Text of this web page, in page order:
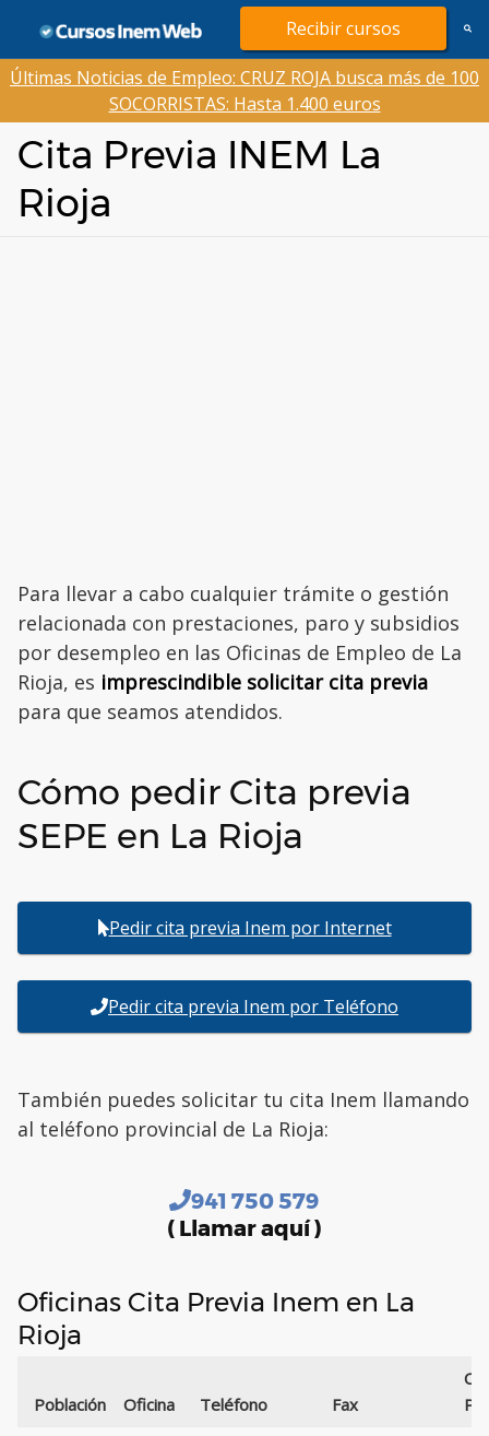
contenido
Recibir cursos
Últimas Noticias de Empleo: CRUZ ROJA busca más de 100
SOCORRISTAS: Hasta 1.400 euros
Cita Previa INEM La
Rioja
Para llevar a cabo cualquier trámite o gestión
relacionada con prestaciones, paro y subsidios
por desempleo en las Oficinas de Empleo de La
Rioja, es imprescindible solicitar cita previa
para que seamos atendidos.
Cómo pedir Cita previa
SEPE en La Rioja
Pedir cita previa Inem por Internet
Pedir cita previa Inem por Teléfono
También puedes solicitar tu cita Inem llamando
al teléfono provincial de La Rioja:
941 750 579
( Llamar aquí )
Oficinas Cita Previa Inem en La
Rioja
Población Oficina Teléfono Fax